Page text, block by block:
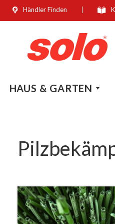
Zur
Händler Finden
HAUS & GARTEN